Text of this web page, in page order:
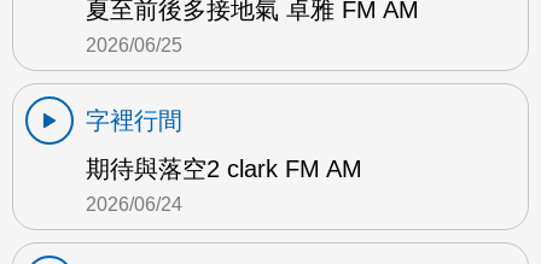
夏至前後多接地氣 卓雅 FM AM
2026/06/25
字裡行間
期待與落空2 clark FM AM
2026/06/24